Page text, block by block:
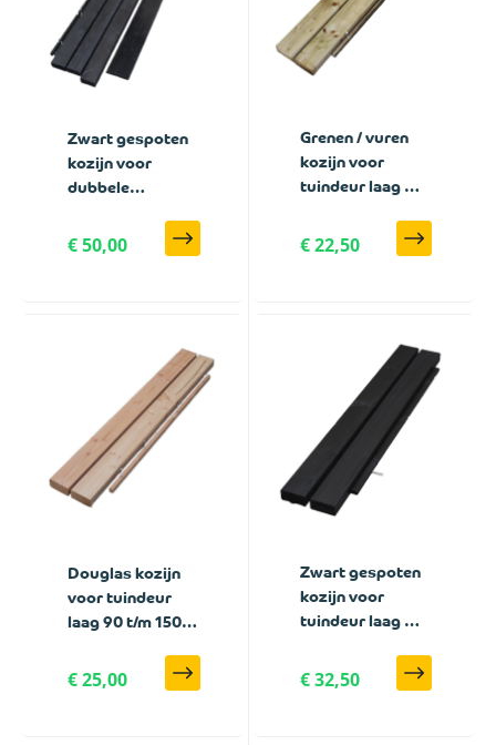
Zwart gespoten
kozijn voor
dubbele
300 cm breed
met zwart frame
€ 50,00
Grenen / vuren
kozijn voor
tuindeur laag 90
€ 22,50
Douglas kozijn
voor tuindeur
laag 90 t/m 150
€ 25,00
Zwart gespoten
kozijn voor
tuindeur laag 90
€ 32,50